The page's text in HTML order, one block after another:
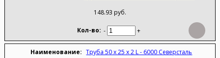
148.93 руб.
- +
Труба 50 х 25 х 2 L - 6000 Северсталь